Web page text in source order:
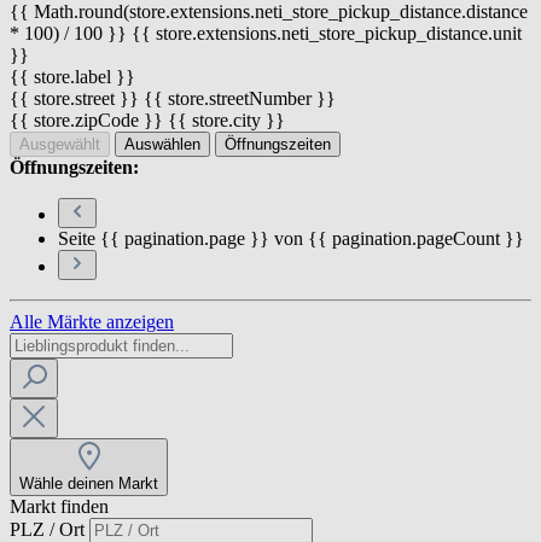
{{ Math.round(store.extensions.neti_store_pickup_distance.distance
* 100) / 100 }} {{ store.extensions.neti_store_pickup_distance.unit
}}
{{ store.label }}
{{ store.street }} {{ store.streetNumber }}
{{ store.zipCode }} {{ store.city }}
Ausgewählt Auswählen Öffnungszeiten
Öffnungszeiten:
Seite {{ pagination.page }} von {{ pagination.pageCount }}
Alle Märkte anzeigen
Wähle deinen Markt
Markt finden
PLZ / Ort